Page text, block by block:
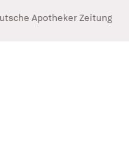
Apotheker Zeitung